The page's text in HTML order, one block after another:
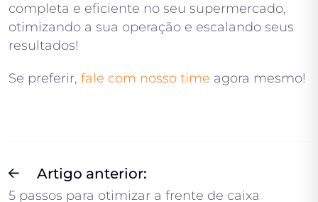
completa e eficiente no seu supermercado,
otimizando a sua operação e escalando seus
resultados!
Se preferir, fale com nosso time agora mesmo!
Artigo anterior:
5 passos para otimizar a frente de caixa